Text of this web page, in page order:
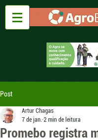
Post
Promebo registra
Artur Chagas
7 de jan. 2 min de leitura